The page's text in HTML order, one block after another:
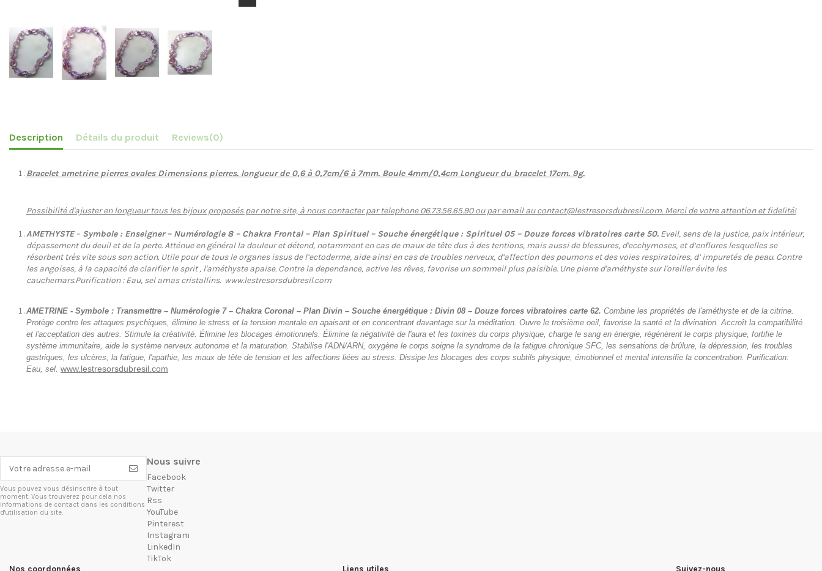
Description Détails du produit Reviews(0)
Bracelet ametrine pierres ovales Dimensions pierres. longueur de 0,6 à 0,7cm/6 à 7mm. Boule 4mm/0,4cm Longueur du bracelet 17cm. 9g.
Possibilité d'ajuster en longueur tous les bijoux proposés par notre site, à nous contacter par telephone 06.73.56.65.90 ou par email au contact@lestresorsdubresil.com. Merci de votre attention et fidelité!
AMETHYSTE– Symbole : Enseigner – Numérologie 8 – Chakra Frontal – Plan Spirituel – Souche énergétique : Spirituel 05 – Douze forces vibratoires carte 50. Eveil, sens de la justice, paix intérieur,
dépassement du deuil et de la perte. Atténue en général la douleur et détend, notamment en cas de maux de tête dus à des tentions, mais aussi de blessures, d'ecchymoses, et d’enflures lesquelles se
résorbent très vite sous son action. Utile pour de tous le organes issus de l’ectoderme, aide ainsi en cas de troubles nerveux, d’affection des poumons et des voies respiratoires, d’ impuretés de peau. Contre
les angoises, à la capacité de clarifier le sprit , l'améthyste apaise. Contre la dependance, active les rêves, favorise un sommeil plus paisible. Une pierre d'améthyste sur l'oreiller évite les
cauchemars.Purification : Eau, sel amas cristallins. www.lestresorsdubresil.com
AMETRINE - Symbole : Transmettre – Numérologie 7 – Chakra Coronal – Plan Divin – Souche énergétique : Divin 08 – Douze forces vibratoires carte 62. Combine les propriétés de l'améthyste et de la citrine.
Protège contre les attaques psychiques, élimine le stress et la tension mentale en apaisant et en concentrant davantage sur la méditation. Ouvre le troisième oeil, favorise la santé et la divination. Accroît la compatibilité
et l'acceptation des autres. Stimule la créativité. Élimine les blocages émotionnels. Élimine la négativité de l'aura et les toxines du corps physique, charge le sang en énergie, régénèrent le corps physique, fortifie le
système immunitaire, aide le système nerveux autonome et la maturation. Stabilise l'ADN/ARN, oxygène le corps soigne la syndrome de la fatigue chronique SFC, les sensations de brûlure, la dépression, les troubles
gastriques, les ulcères, la fatigue, l'apathie, les maux de tête de tension et les affections liées au stress. Dissipe les blocages des corps subtils physique, émotionnel et mental intensifie la concentration. Purification:
Eau, sel. www.lestresorsdubresil.com
Vous pouvez vous désinscrire à tout
moment. Vous trouverez pour cela nos
informations de contact dans les conditions
d'utilisation du site.
Nous suivre
Facebook
Twitter
Rss
YouTube
Pinterest
Instagram
LinkedIn
TikTok